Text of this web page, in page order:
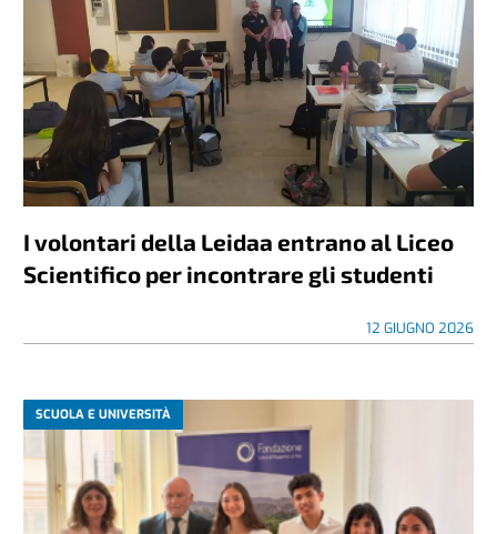
I volontari della Leidaa entrano al Liceo
Scientifico per incontrare gli studenti
12 GIUGNO 2026
SCUOLA E UNIVERSITÀ